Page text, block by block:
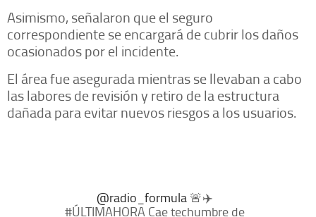
Asimismo, señalaron que el seguro
correspondiente se encargará de cubrir los daños
ocasionados por el incidente.
El área fue asegurada mientras se llevaban a cabo
las labores de revisión y retiro de la estructura
dañada para evitar nuevos riesgos a los usuarios.
@radio_formula 🚨✈️
#ÚLTIMAHORA Cae techumbre de